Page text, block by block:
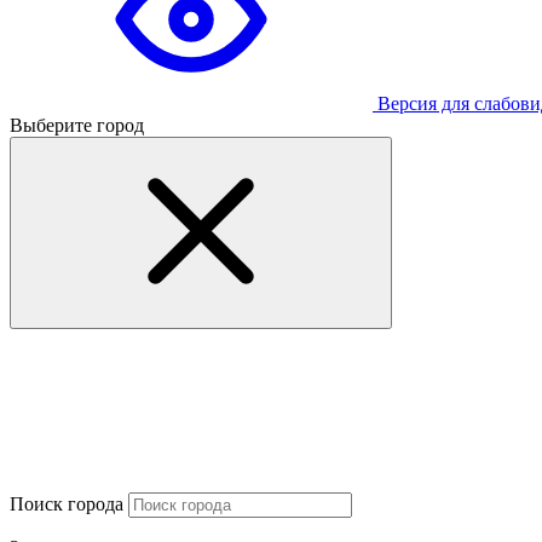
Версия для
Выберите город
Поиск города